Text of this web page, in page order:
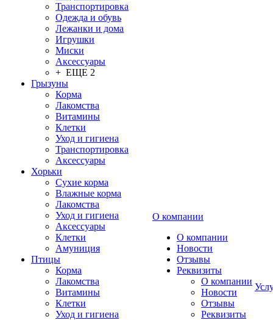
Транспортировка
Одежда и обувь
Лежанки и дома
Игрушки
Миски
Аксессуары
+ ЕЩЕ 2
Грызуны
Корма
Лакомства
Витамины
Клетки
Уход и гигиена
Транспортировка
Аксессуары
Хорьки
Сухие корма
Влажные корма
Лакомства
Уход и гигиена
Аксессуары
Клетки
Амуниция
Птицы
Корма
Лакомства
Витамины
Клетки
Уход и гигиена
О компании
О компании
Новости
Отзывы
Реквизиты
О компании
Новости
Отзывы
Реквизиты